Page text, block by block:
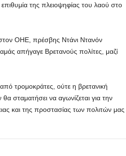
επιθυμία της πλειοψηφίας του λαού στο
ΟΗΕ, πρέσβης Ντάνι Ντανόν
απήγαγε Βρετανούς πολίτες, μαζί
τρομοκράτες, ούτε η βρετανική
σταματήσει να αγωνίζεται για την
και της προστασίας των πολιτών μας